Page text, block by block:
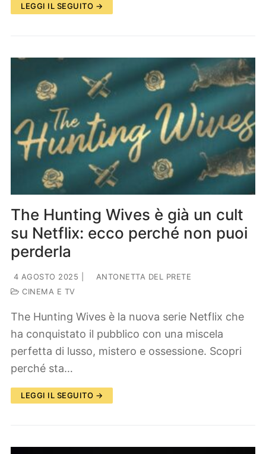
LEGGI IL SEGUITO →
The Hunting Wives è già un cult
su Netflix: ecco perché non puoi
perderla
4 AGOSTO 2025
ANTONETTA DEL PRETE
CINEMA E TV
The Hunting Wives è la nuova serie Netflix che
ha conquistato il pubblico con una miscela
perfetta di lusso, mistero e ossessione. Scopri
perché sta…
LEGGI IL SEGUITO →